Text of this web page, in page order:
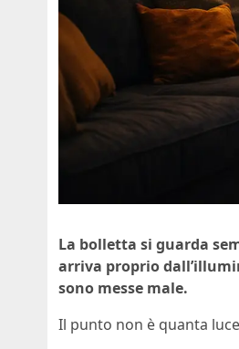
La bolletta si guarda
arriva proprio
sono messe male.
Il punto non è quanta